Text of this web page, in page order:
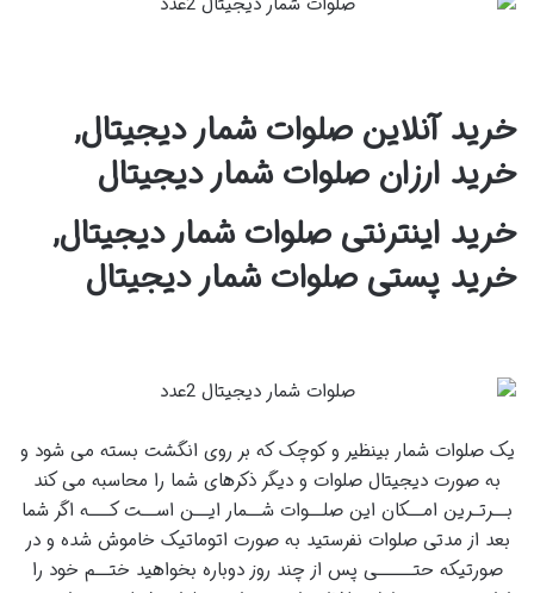
خرید آنلاین صلوات شمار دیجیتال,
خرید ارزان صلوات شمار دیجیتال
خرید اینترنتی صلوات شمار دیجیتال,
خرید پستی صلوات شمار دیجیتال
یک صلوات شمار بینظیر و کوچک که بر روی انگشت بسته می شود و
به صورت دیجیتال صلوات و دیگر ذکرهای شما را محاسبه می کند
بــرتـرین امــکان این صلــوات شــمار ایــن اســت کـــه اگر شما
بعد از مدتی صلوات نفرستید به صورت اتوماتیک خاموش شده و در
صورتیکه حتـــــی پس از چند روز دوباره بخواهید ختــم خود را